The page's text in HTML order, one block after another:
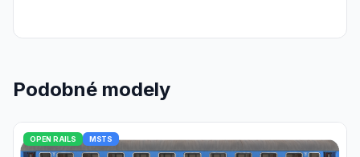
Podobné modely
OPEN RAILS MSTS